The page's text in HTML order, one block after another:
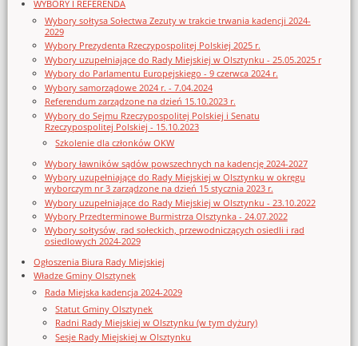
WYBORY I REFERENDA
Wybory sołtysa Sołectwa Zezuty w trakcie trwania kadencji 2024-
2029
Wybory Prezydenta Rzeczypospolitej Polskiej 2025 r.
Wybory uzupełniające do Rady Miejskiej w Olsztynku - 25.05.2025 r
Wybory do Parlamentu Europejskiego - 9 czerwca 2024 r.
Wybory samorządowe 2024 r. - 7.04.2024
Referendum zarządzone na dzień 15.10.2023 r.
Wybory do Sejmu Rzeczypospolitej Polskiej i Senatu
Rzeczypospolitej Polskiej - 15.10.2023
Szkolenie dla członków OKW
Wybory ławników sądów powszechnych na kadencję 2024-2027
Wybory uzupełniające do Rady Miejskiej w Olsztynku w okręgu
wyborczym nr 3 zarządzone na dzień 15 stycznia 2023 r.
Wybory uzupełniające do Rady Miejskiej w Olsztynku - 23.10.2022
Wybory Przedterminowe Burmistrza Olsztynka - 24.07.2022
Wybory sołtysów, rad sołeckich, przewodniczących osiedli i rad
osiedlowych 2024-2029
Ogłoszenia Biura Rady Miejskiej
Władze Gminy Olsztynek
Rada Miejska kadencja 2024-2029
Statut Gminy Olsztynek
Radni Rady Miejskiej w Olsztynku (w tym dyżury)
Sesje Rady Miejskiej w Olsztynku